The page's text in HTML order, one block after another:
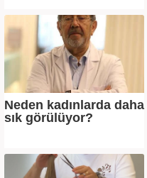
Neden kadınlarda daha
sık görülüyor?